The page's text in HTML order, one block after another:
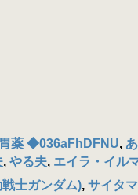
薬 ◆036aFhDFNU,
, やる夫, エイラ・イル
士ガンダム), サイタ